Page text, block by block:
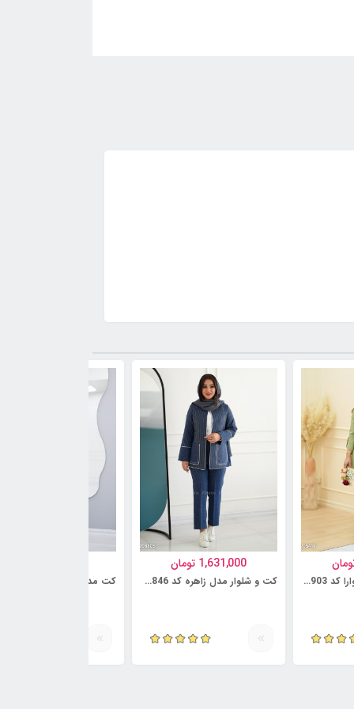
کت و شلوار مدل شیوارا کد 6230903
1,631,000 تومان
کت و شلوار مدل زاهره کد 6230846 کت مدل سروشا کد 6218735